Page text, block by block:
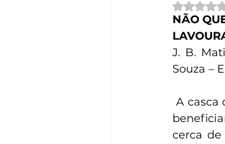
NÃO
J. B.
Souza –
cerca